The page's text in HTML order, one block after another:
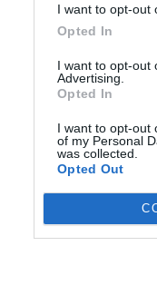
I want to opt-out
Opted In
I want to opt-out
Advertising.
Opted In
I want to opt-out
of my Personal
was collected.
Opted Out
říká
Josef Csaplár